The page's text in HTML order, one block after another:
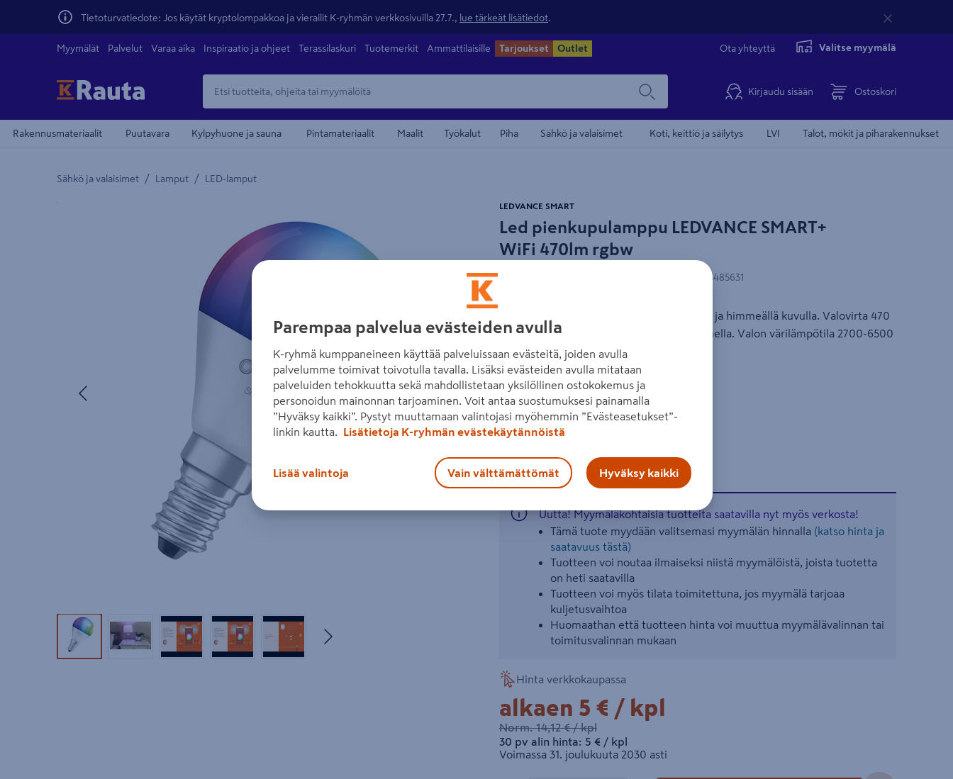
Tietoturvatiedote: Jos käytät kryptolompakkoa ja vierailit K-ryhmän verkkosivuilla 27.7., lue tärkeät lisätiedot
Myymälät Palvelut Varaa aika Inspiraatio ja ohjeet Terassilaskuri Tuotemerkit Ammattilaisille Tarjoukset Outlet Ota yhteyttä Valitse myymälä
Kirjaudu sisään Ostoskori
Rakennusmateriaalit Puutavara Kylpyhuone ja sauna Pintamateriaalit Maalit Työkalut Piha Sähkö ja valaisimet Koti, keittiö ja säilytys LVI Talot, mökit ja piharakennukset
Sähkö ja valaisimet / Lamput / LED-lamput
Yksityiskohtainen kuvaus löytyy Tuotteen kuvaus -maamerkistä
Seuraava
Tuotekuva 1Tuotekuva 2Tuotekuva 3Tuotekuva 4Tuotekuva 5
Led pienkupulamppu LEDVANCE SMART+
WiFi 470lm rgbw
LEDVANCE SMART
4058075485631
LED SMART+ WiFi älylamppu E14-kannalla ja himmeällä kuvulla. Valovirta 470
lm, ohjattavissa sovelluksella ja älykaiuttimella. Valon värilämpötila 2700-6500
K, RGBW.
Lue koko tuotekuvaus
Katso liitetiedostot
Uutta! Myymäläkohtaisia tuotteita saatavilla nyt myös verkosta!
Tämä tuote myydään valitsemasi myymälän hinnalla (katso hinta ja
saatavuus tästä)
Tuotteen voi noutaa ilmaiseksi niistä myymälöistä, joista tuotetta
on heti saatavilla
Tuotteen voi myös tilata toimitettuna, jos myymälä tarjoaa
kuljetusvaihtoa
Huomaathan että tuotteen hinta voi muuttua myymälävalinnan tai
toimitusvalinnan mukaan
Hinta verkkokaupassa
alkaen 5€/kpl
5 € / kpl
Norm.14,12€/kpl
14,12 €/ kpl
30 pv alin hinta: 5€/kpl
5 € / kpl
Voimassa 31. joulukuuta 2030 asti
Parempaa palvelua evästeiden avulla
K-ryhmä kumppaneineen käyttää palveluissaan evästeitä, joiden avulla
palvelumme toimivat toivotulla tavalla. Lisäksi evästeiden avulla mitataan
palveluiden tehokkuutta sekä mahdollistetaan yksilöllinen ostokokemus ja
personoidun mainonnan tarjoaminen. Voit antaa suostumuksesi painamalla
”Hyväksy kaikki”. Pystyt muuttamaan valintojasi myöhemmin ”Evästeasetukset”-
linkin kautta.
Lisätietoja K-ryhmän evästekäytännöistä
Lisää valintoja Vain välttämättömät Hyväksy kaikki